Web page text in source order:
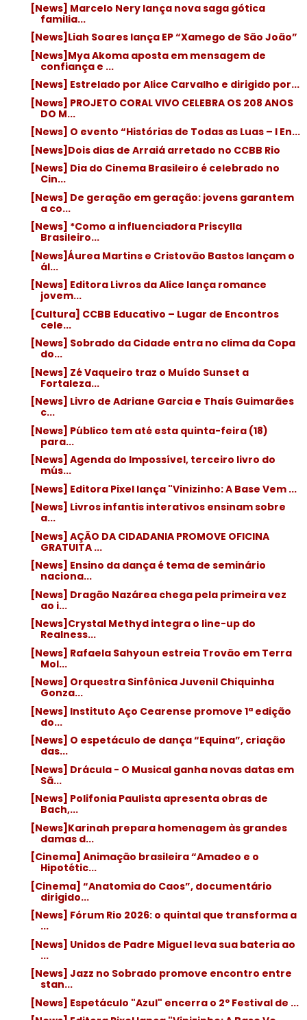
[News] Marcelo Nery lança nova saga gótica
familia...
[News]Liah Soares lança EP “Xamego de São João”
[News]Mya Akoma aposta em mensagem de
confiança e ...
[News] Estrelado por Alice Carvalho e dirigido por...
[News] PROJETO CORAL VIVO CELEBRA OS 208 ANOS
DO M...
[News] O evento “Histórias de Todas as Luas – I En...
[News]Dois dias de Arraiá arretado no CCBB Rio
[News] Dia do Cinema Brasileiro é celebrado no
Cin...
[News] De geração em geração: jovens garantem
a co...
[News] *Como a influenciadora Priscylla
Brasileiro...
[News]Áurea Martins e Cristovão Bastos lançam o
ál...
[News] Editora Livros da Alice lança romance
jovem...
[Cultura] CCBB Educativo – Lugar de Encontros
cele...
[News] Sobrado da Cidade entra no clima da Copa
do...
[News] Zé Vaqueiro traz o Muído Sunset a
Fortaleza...
[News] Livro de Adriane Garcia e Thaís Guimarães
c...
[News] Público tem até esta quinta-feira (18)
para...
[News] Agenda do Impossível, terceiro livro do
mús...
[News] Editora Pixel lança "Vinizinho: A Base Vem ...
[News] Livros infantis interativos ensinam sobre
a...
[News] AÇÃO DA CIDADANIA PROMOVE OFICINA
GRATUITA ...
[News] Ensino da dança é tema de seminário
naciona...
[News] Dragão Nazárea chega pela primeira vez
ao i...
[News]Crystal Methyd integra o line-up do
Realness...
[News] Rafaela Sahyoun estreia Trovão em Terra
Mol...
[News] Orquestra Sinfônica Juvenil Chiquinha
Gonza...
[News] Instituto Aço Cearense promove 1ª edição
do...
[News] O espetáculo de dança “Equina”, criação
das...
[News] Drácula - O Musical ganha novas datas em
Sã...
[News] Polifonia Paulista apresenta obras de
Bach,...
[News]Karinah prepara homenagem às grandes
damas d...
[Cinema] Animação brasileira “Amadeo e o
Hipotétic...
[Cinema] “Anatomia do Caos”, documentário
dirigido...
[News] Fórum Rio 2026: o quintal que transforma a
...
[News] Unidos de Padre Miguel leva sua bateria ao
...
[News] Jazz no Sobrado promove encontro entre
stan...
[News] Espetáculo "Azul" encerra o 2º Festival de ...